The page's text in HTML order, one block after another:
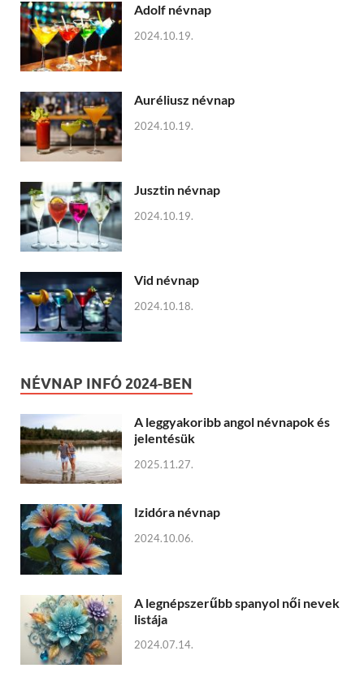
Adolf névnap
2024.10.19.
Auréliusz névnap
2024.10.19.
Jusztin névnap
2024.10.19.
Vid névnap
2024.10.18.
NÉVNAP INFÓ 2024-BEN
A leggyakoribb angol névnapok és
jelentésük
2025.11.27.
Izidóra névnap
2024.10.06.
A legnépszerűbb spanyol női nevek
listája
2024.07.14.